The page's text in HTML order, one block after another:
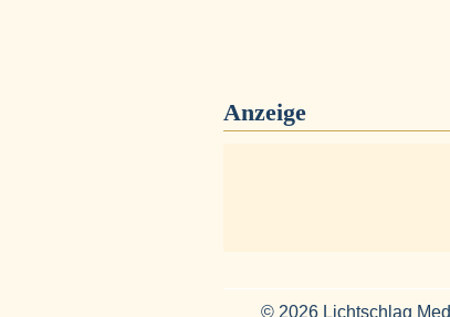
Anzeige
© 2026 Lichtschlag